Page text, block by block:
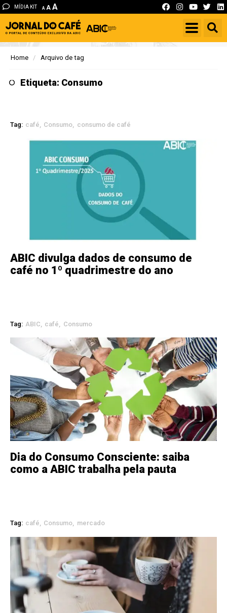
MÍDIA KIT A A A
Home Arquivo de tag
Etiqueta: Consumo
Tag: café Consumo consumo de café
ABIC divulga dados de consumo de
café no 1º quadrimestre do ano
Tag: ABIC café Consumo
Dia do Consumo Consciente: saiba
como a ABIC trabalha pela pauta
Tag: café Consumo mercado